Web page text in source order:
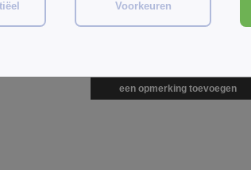
BF058
een opmerking toevoegen
Voorkeuren